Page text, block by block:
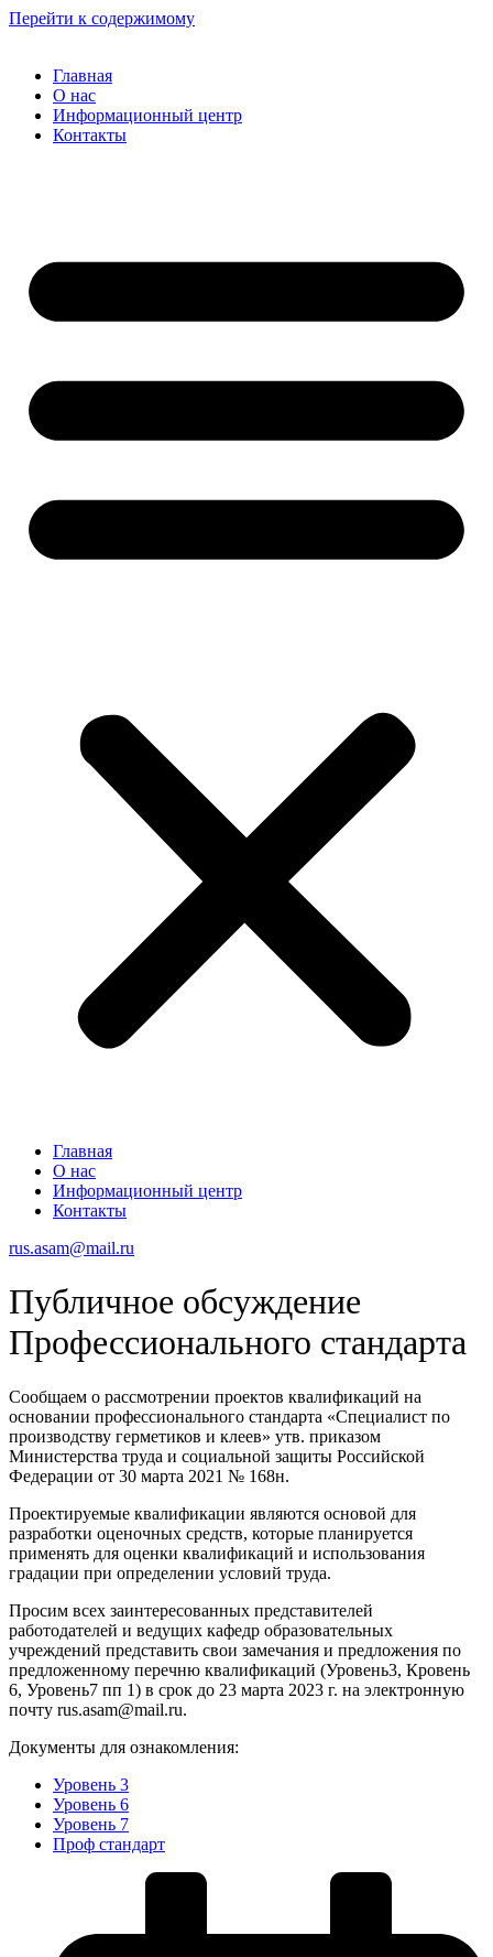
Перейти к содержимому
Главная
О нас
Информационный центр
Контакты
Главная
О нас
Информационный центр
Контакты
rus.asam@mail.ru
Публичное обсуждение
Профессионального стандарта
Сообщаем о рассмотрении проектов квалификаций на
основании профессионального стандарта «Специалист по
производству герметиков и клеев» утв. приказом
Министерства труда и социальной защиты Российской
Федерации от 30 марта 2021 № 168н.
Проектируемые квалификации являются основой для
разработки оценочных средств, которые планируется
применять для оценки квалификаций и использования
градации при определении условий труда.
Просим всех заинтересованных представителей
работодателей и ведущих кафедр образовательных
учреждений представить свои замечания и предложения по
предложенному перечню квалификаций (Уровень3, Кровень
6, Уровень7 пп 1) в срок до 23 марта 2023 г. на электронную
почту rus.asam@mail.ru.
Документы для ознакомления:
Уровень 3
Уровень 6
Уровень 7
Проф стандарт